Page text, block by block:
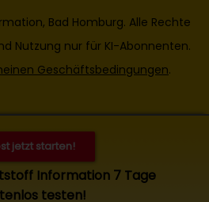
jetzt starten!
Information 7 Tage
testen!
Bad Homburg. Alle Rechte
Nutzung nur für KI-Abonnenten.
Geschäftsbedingungen.